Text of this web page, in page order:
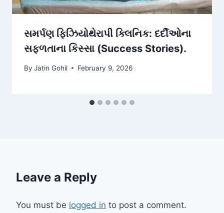
સમર્પણ ફિઝિયોથેરાપી ક્લિનિક: દર્દીઓના
સફળતાના કિસ્સા (Success Stories).
By Jatin Gohil February 9, 2026
Leave a Reply
You must be logged in to post a comment.